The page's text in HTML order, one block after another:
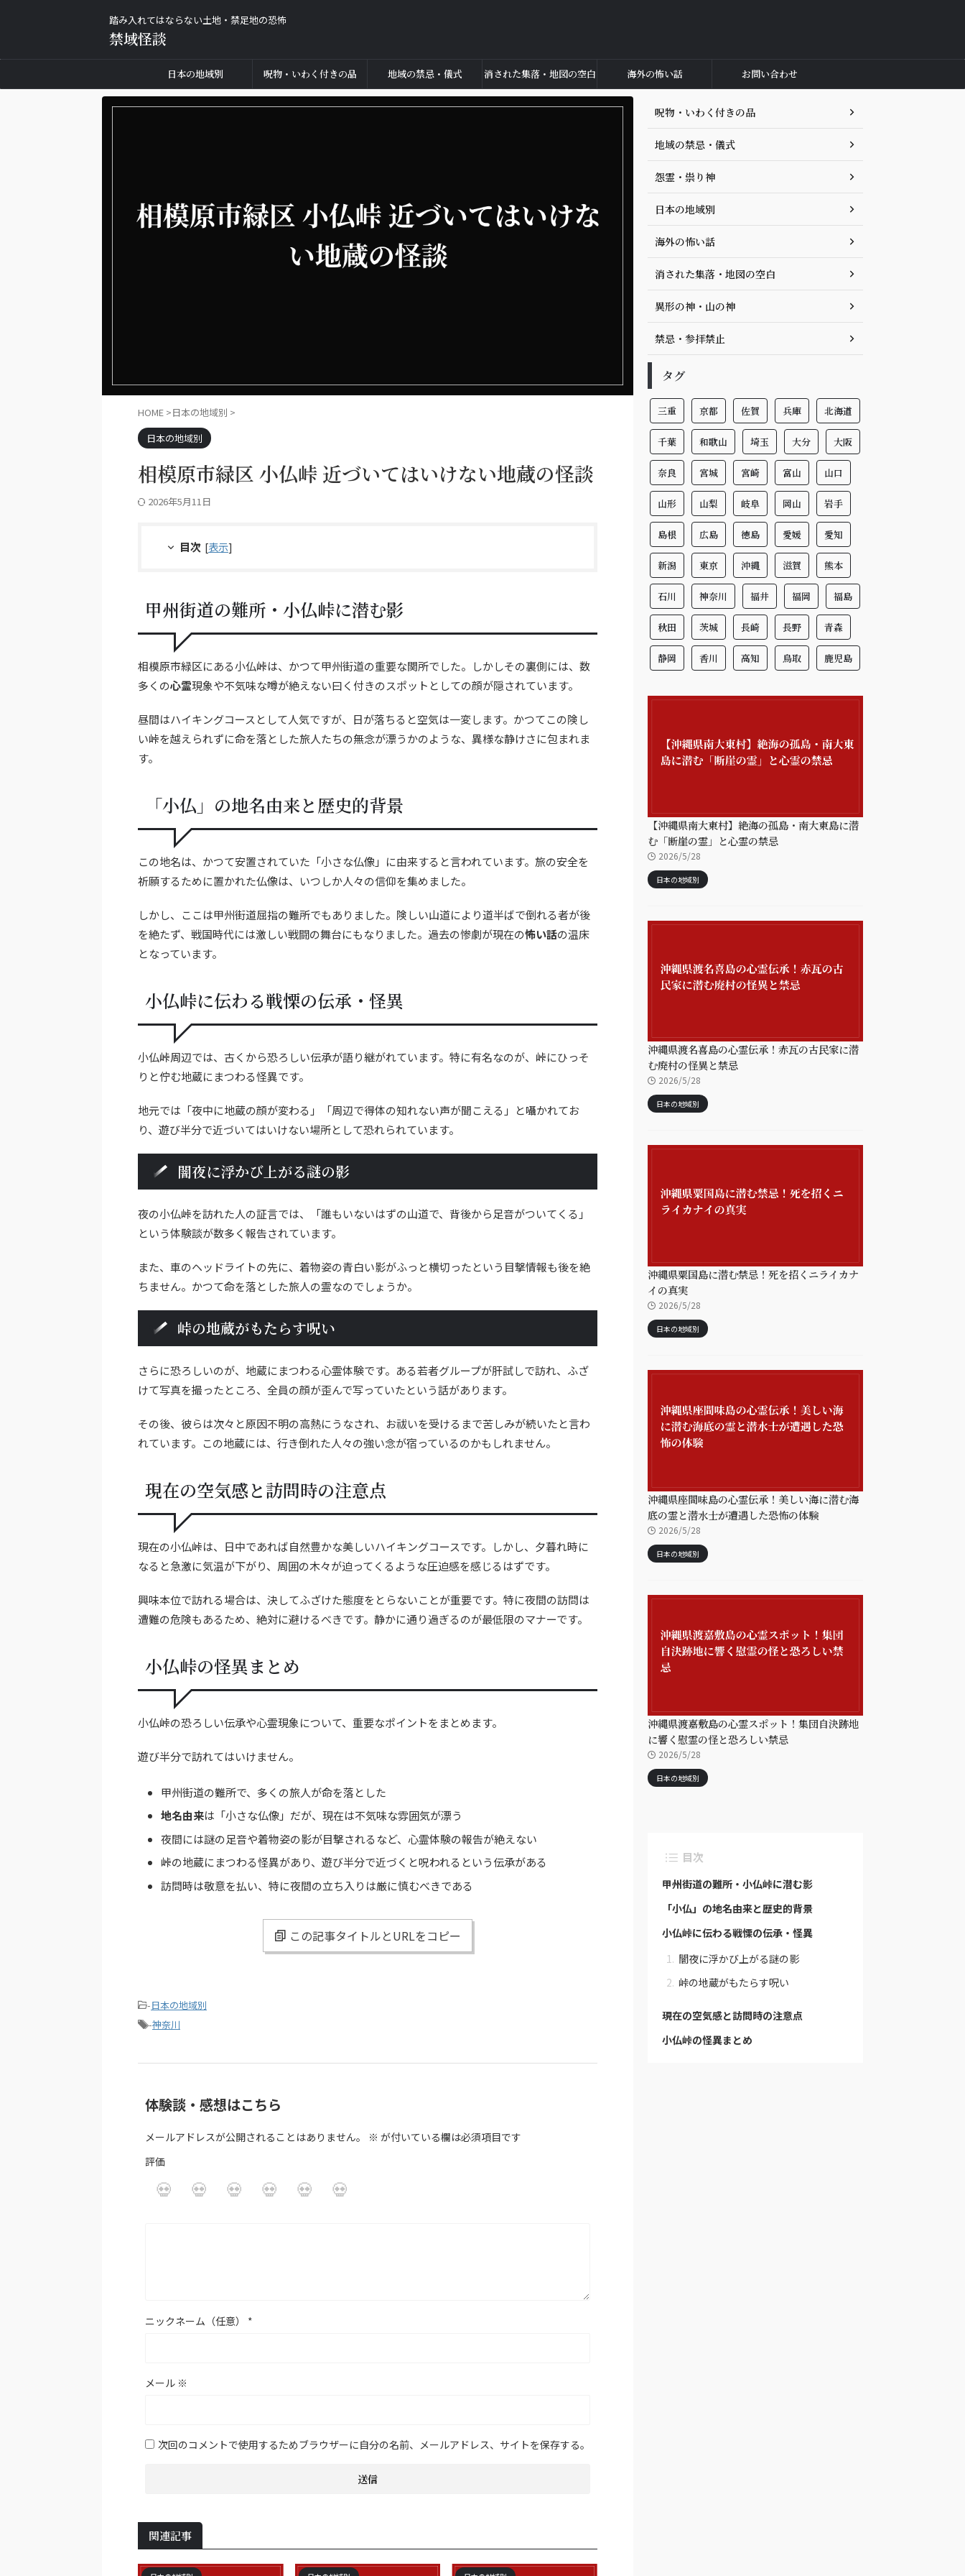
踏み入れてはならない土地・禁足地の恐怖
禁域怪談
日本の地域別 呪物・いわく付きの品 地域の禁忌・儀式 消された集落・地図の空白 海外の怖い話 お問い合わせ
HOME >日本の地域別 >
日本の地域別
相模原市緑区 小仏峠 近づいてはいけない地蔵の怪談
2026年5月11日
目次 [表示]
甲州街道の難所・小仏峠に潜む影
相模原市緑区にある小仏峠は、かつて甲州街道の重要な関所でした。しかしその裏側には、数
多くの心霊現象や不気味な噂が絶えない曰く付きのスポットとしての顔が隠されています。
昼間はハイキングコースとして人気ですが、日が落ちると空気は一変します。かつてこの険し
い峠を越えられずに命を落とした旅人たちの無念が漂うかのような、異様な静けさに包まれま
す。
「小仏」の地名由来と歴史的背景
この地名は、かつて安置されていた「小さな仏像」に由来すると言われています。旅の安全を
祈願するために置かれた仏像は、いつしか人々の信仰を集めました。
しかし、ここは甲州街道屈指の難所でもありました。険しい山道により道半ばで倒れる者が後
を絶たず、戦国時代には激しい戦闘の舞台にもなりました。過去の惨劇が現在の怖い話の温床
となっています。
小仏峠に伝わる戦慄の伝承・怪異
小仏峠周辺では、古くから恐ろしい伝承が語り継がれています。特に有名なのが、峠にひっそ
りと佇む地蔵にまつわる怪異です。
地元では「夜中に地蔵の顔が変わる」「周辺で得体の知れない声が聞こえる」と囁かれてお
り、遊び半分で近づいてはいけない場所として恐れられています。
闇夜に浮かび上がる謎の影
夜の小仏峠を訪れた人の証言では、「誰もいないはずの山道で、背後から足音がついてくる」
という体験談が数多く報告されています。
また、車のヘッドライトの先に、着物姿の青白い影がふっと横切ったという目撃情報も後を絶
ちません。かつて命を落とした旅人の霊なのでしょうか。
峠の地蔵がもたらす呪い
さらに恐ろしいのが、地蔵にまつわる心霊体験です。ある若者グループが肝試しで訪れ、ふざ
けて写真を撮ったところ、全員の顔が歪んで写っていたという話があります。
その後、彼らは次々と原因不明の高熱にうなされ、お祓いを受けるまで苦しみが続いたと言わ
れています。この地蔵には、行き倒れた人々の強い念が宿っているのかもしれません。
現在の空気感と訪問時の注意点
現在の小仏峠は、日中であれば自然豊かな美しいハイキングコースです。しかし、夕暮れ時に
なると急激に気温が下がり、周囲の木々が迫ってくるような圧迫感を感じるはずです。
興味本位で訪れる場合は、決してふざけた態度をとらないことが重要です。特に夜間の訪問は
遭難の危険もあるため、絶対に避けるべきです。静かに通り過ぎるのが最低限のマナーです。
小仏峠の怪異まとめ
小仏峠の恐ろしい伝承や心霊現象について、重要なポイントをまとめます。
遊び半分で訪れてはいけません。
甲州街道の難所で、多くの旅人が命を落とした
地名由来は「小さな仏像」だが、現在は不気味な雰囲気が漂う
夜間には謎の足音や着物姿の影が目撃されるなど、心霊体験の報告が絶えない
峠の地蔵にまつわる怪異があり、遊び半分で近づくと呪われるという伝承がある
訪問時は敬意を払い、特に夜間の立ち入りは厳に慎むべきである
この記事タイトルとURLをコピー
-日本の地域別
-神奈川
体験談・感想はこちら
メールアドレスが公開されることはありません。 ※ が付いている欄は必須項目です
評価
ニックネーム（任意） *
メール ※
次回のコメントで使用するためブラウザーに自分の名前、メールアドレス、サイトを保存する。
関連記事
呪物・いわく付きの品
地域の禁忌・儀式
怨霊・祟り神
日本の地域別
海外の怖い話
消された集落・地図の空白
異形の神・山の神
禁忌・参拝禁止
タグ
三重 京都 佐賀 兵庫 北海道
千葉 和歌山 埼玉 大分 大阪
奈良 宮城 宮崎 富山 山口
山形 山梨 岐阜 岡山 岩手
島根 広島 徳島 愛媛 愛知
新潟 東京 沖縄 滋賀 熊本
石川 神奈川 福井 福岡 福島
秋田 茨城 長崎 長野 青森
静岡 香川 高知 鳥取 鹿児島
【沖縄県南大東村】絶海の孤島・南大東島に潜
む「断崖の霊」と心霊の禁忌
2026/5/28
日本の地域別
沖縄県渡名喜島の心霊伝承！赤瓦の古民家に潜
む廃村の怪異と禁忌
2026/5/28
日本の地域別
沖縄県粟国島に潜む禁忌！死を招くニライカナ
イの真実
2026/5/28
日本の地域別
沖縄県座間味島の心霊伝承！美しい海に潜む海
底の霊と潜水士が遭遇した恐怖の体験
2026/5/28
日本の地域別
沖縄県渡嘉敷島の心霊スポット！集団自決跡地
に響く慰霊の怪と恐ろしい禁忌
2026/5/28
日本の地域別
目次
甲州街道の難所・小仏峠に潜む影
「小仏」の地名由来と歴史的背景
小仏峠に伝わる戦慄の伝承・怪異
闇夜に浮かび上がる謎の影
峠の地蔵がもたらす呪い
現在の空気感と訪問時の注意点
小仏峠の怪異まとめ